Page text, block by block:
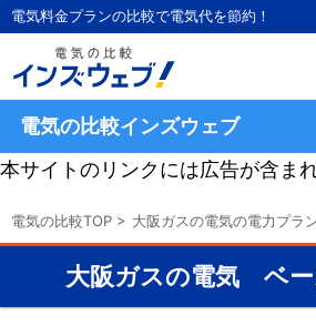
電気料金プランの比較で電気代を節約！
電気の比較インズウェブ
本サイトのリンクには広告が含ま
電気の比較TOP > 大阪ガスの電気の電力プラ
大阪ガスの電気 ベ